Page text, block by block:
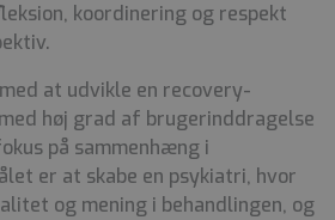
koordinering og respekt
at udvikle en recovery-
høj grad af brugerinddragelse
på sammenhæng i
er at skabe en psykiatri, hvor
og mening i behandlingen, og